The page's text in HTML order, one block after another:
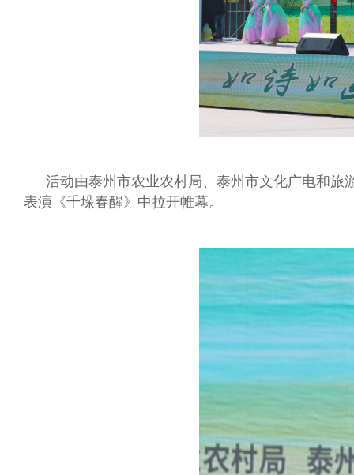
活动由泰州市农业农村局、泰州市文化广电和
表演《千垛春醒》中拉开帷幕。